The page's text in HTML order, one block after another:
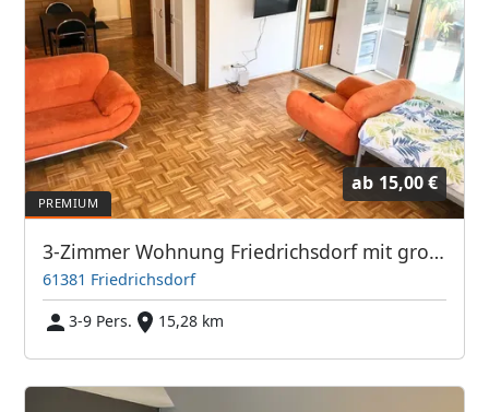
ab 15,00 €
3-Zimmer Wohnung Friedrichsdorf mit großem Balkon TV's
61381 Friedrichsdorf
3-9 Pers.
15,28 km